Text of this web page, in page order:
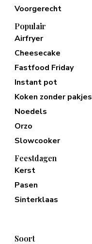
Voorgerecht
Populair
Airfryer
Cheesecake
Fastfood Friday
Instant pot
Koken zonder pakjes
Noedels
Orzo
Slowcooker
Feestdagen
Kerst
Pasen
Sinterklaas
Soort